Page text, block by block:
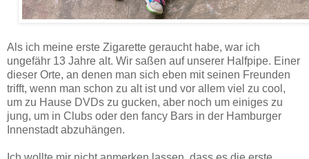
Als ich meine erste Zigarette geraucht habe, war ich
ungefähr 13 Jahre alt. Wir saßen auf unserer Halfpipe. Einer
dieser Orte, an denen man sich eben mit seinen Freunden
trifft, wenn man schon zu alt ist und vor allem viel zu cool,
um zu Hause DVDs zu gucken, aber noch um einiges zu
jung, um in Clubs oder den fancy Bars in der Hamburger
Innenstadt abzuhängen.